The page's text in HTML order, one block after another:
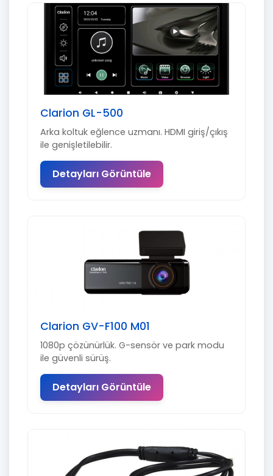
Clarion GL-500
Arka koltuk eğlence uzmanı. HDMI giriş/çıkış
ile genişletilebilir.
Detayları Görüntüle
Clarion GV-F100 M01
1080p çözünürlük. G-sensör ve park modu
ile güvenli sürüş.
Detayları Görüntüle